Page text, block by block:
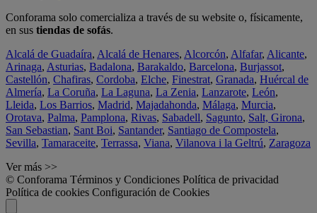
Conforama solo comercializa a través de su website o, físicamente,
en sus tiendas de sofás.
Alcalá de Guadaíra, Alcalá de Henares, Alcorcón, Alfafar, Alicante,
Arinaga, Asturias, Badalona, Barakaldo, Barcelona, Burjassot,
Castellón, Chafiras, Cordoba, Elche, Finestrat, Granada, Huércal de
Almería, La Coruña, La Laguna, La Zenia, Lanzarote, León,
Lleida, Los Barrios, Madrid, Majadahonda, Málaga, Murcia,
Orotava, Palma, Pamplona, Rivas, Sabadell, Sagunto, Salt, Girona,
San Sebastian, Sant Boi, Santander, Santiago de Compostela,
Sevilla, Tamaraceite, Terrassa, Viana, Vilanova i la Geltrú, Zaragoza
Ver más >>
© Conforama Términos y Condiciones Política de privacidad
Política de cookies Configuración de Cookies